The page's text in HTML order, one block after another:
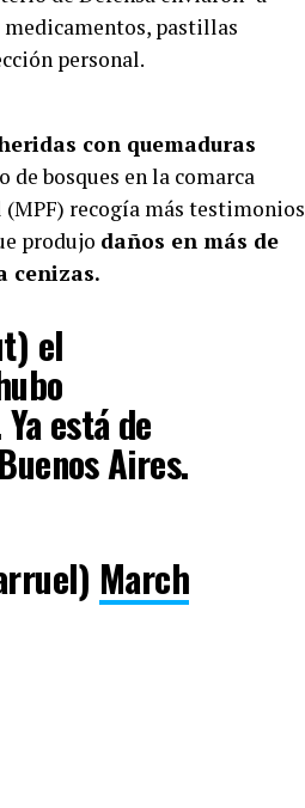
pastillas
personal.
con quemaduras
bosques en la comarca
recogía más testimonios
produjo daños en más de
cenizas.
el
está de
Aires.
March